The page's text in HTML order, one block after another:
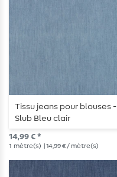
Tissu jeans pour blouses -
Slub Bleu clair
14,99 € *
1 mètre(s) | 14,99 € / mètre(s)